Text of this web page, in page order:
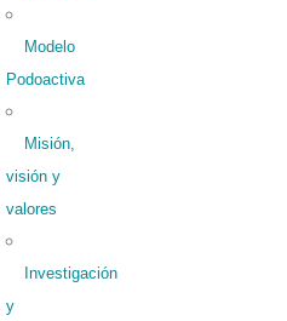
Modelo
Podoactiva
Misión,
visión y
valores
Investigación
y